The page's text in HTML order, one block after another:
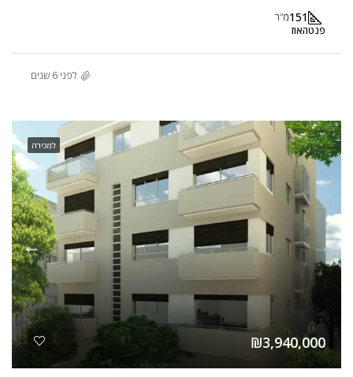
151מ"ר
פנטהאוז
לפני 6 שנים
למכירה
₪3,940,000